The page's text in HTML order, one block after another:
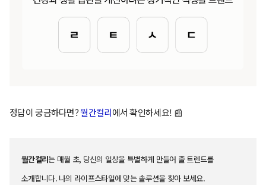
정답이 궁금하다면?월간컬리에서 확인하세요! 📰
월간컬리는 매월 초, 당신의 일상을 특별하게 만들어 줄 트렌드를
소개합니다. 나의 라이프스타일에 맞는 솔루션을 찾아 보세요.